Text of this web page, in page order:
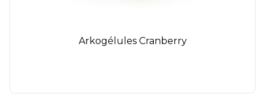
Arkogélules Cranberry